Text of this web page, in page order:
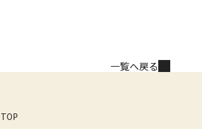
一覧へ戻る
TOP